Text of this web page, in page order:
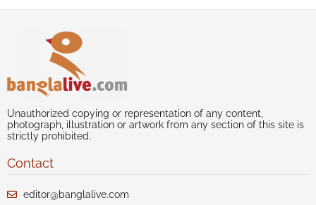
Unauthorized copying or representation of any content,
photograph, illustration or artwork from any section of this site is
strictly prohibited.
Contact
editor@banglalive.com